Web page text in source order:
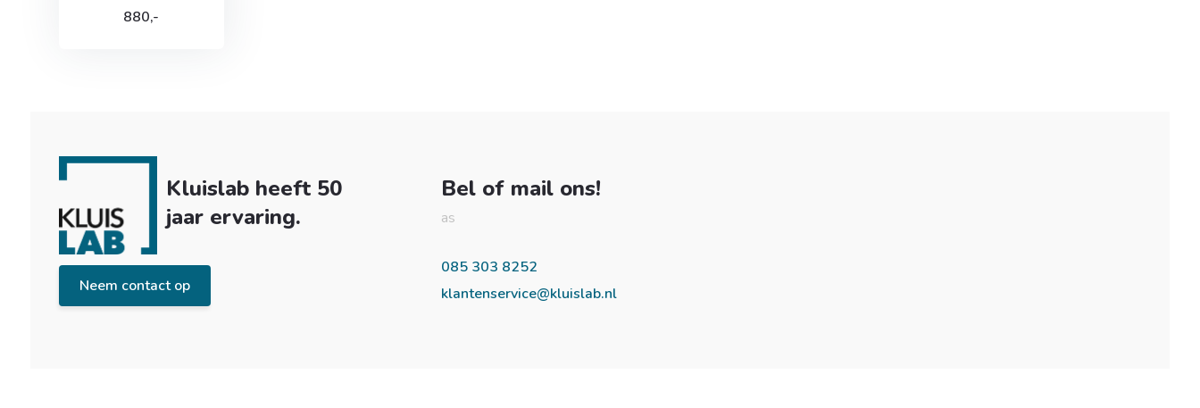
880,-
Kluislab heeft 50
jaar ervaring.
Neem contact op
Bel of mail ons!
as
085 303 8252
klantenservice@kluislab.nl